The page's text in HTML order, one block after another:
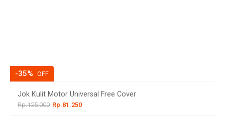
-35% OFF
Jok Kulit Motor Universal Free Cover
Rp.125.000 Rp.81.250